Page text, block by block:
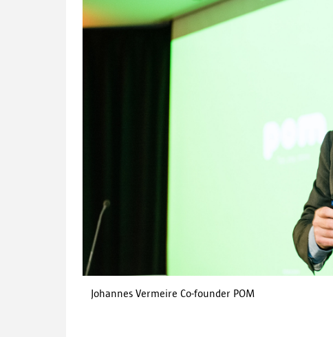
Johannes Vermeire Co-founder POM